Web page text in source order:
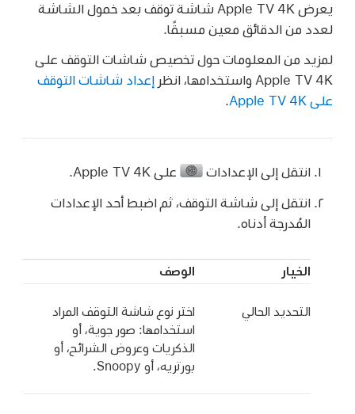
يعرض Apple TV 4K شاشة توقف بعد خمول الشاشة
لعدد من الدقائق معين مسبقًا.
لمزيد من المعلومات حول تخصيص شاشات التوقف على
Apple TV 4K واستخدامها، انظر إعداد شاشات التوقف
على Apple TV 4K
انتقل إلى الإعدادات على Apple TV 4K
.
انتقل إلى شاشة التوقف، ثم اضبط أحد الإعدادات
المُدرجة أدناه.
الخيار الوصف
التحديد الحالي
اختر نوع شاشة التوقف المراد
استخدامها: صور جوية، أو
الذكريات وعروض الشرائح، أو
بورتريه، أو Snoopy.